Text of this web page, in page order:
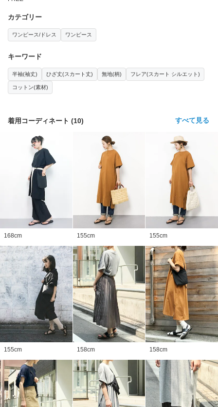
カテゴリー
ワンピース/ドレス ワンピース
キーワード
半袖(袖丈) ひざ丈(スカート丈) 無地(柄) フレア(スカート シルエット)
コットン(素材)
着用コーディネート (10) すべて見る
168cm 155cm 155cm
155cm 158cm 158cm